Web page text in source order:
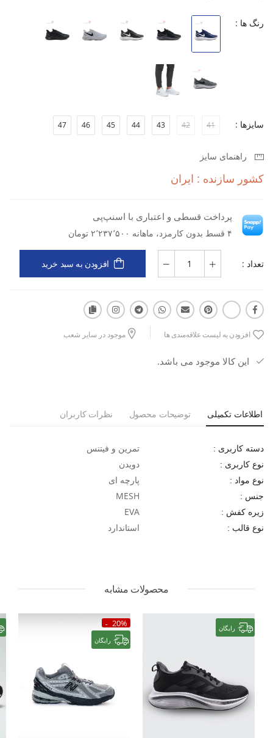
رنگ ها :
سایزها : 41
42
43
44
45
46
47
راهنمای سایز
کشور سازنده : ایران
پرداخت قسطی و اعتباری با اسنپ‌پی
۴ قسط بدون کارمزد، ماهانه ۲٬۲۳۷٬۵۰۰ تومان
تعداد : افزودن به سبد خرید
افزودن به لیست علاقه‌مندی ها موجود در سایر شعب
این کالا موجود می باشد.
اطلاعات تکمیلی توضیحات محصول نظرات کاربران
دسته کاربری : تمرین و فیتنس
نوع کاربری : دویدن
نوع مواد : پارچه ای
جنس : MESH
زیره کفش : EVA
نوع قالب : استاندارد
محصولات مشابه
رایگان 20%
رایگان